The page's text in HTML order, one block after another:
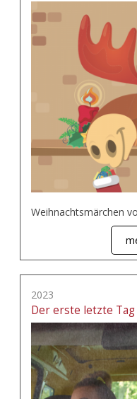
Weihnachtsmärchen
2023
Der erste letzte Tag